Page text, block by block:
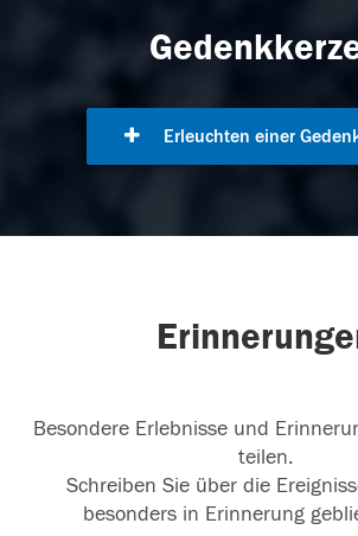
Erleuchten einer
Besondere Erlebnisse und
teilen.
Schreiben Sie über die
besonders in Erinnerung